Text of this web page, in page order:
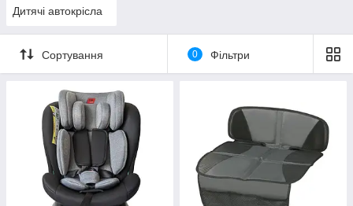
Дитячі автокрісла
Сортування 0 Фільтри